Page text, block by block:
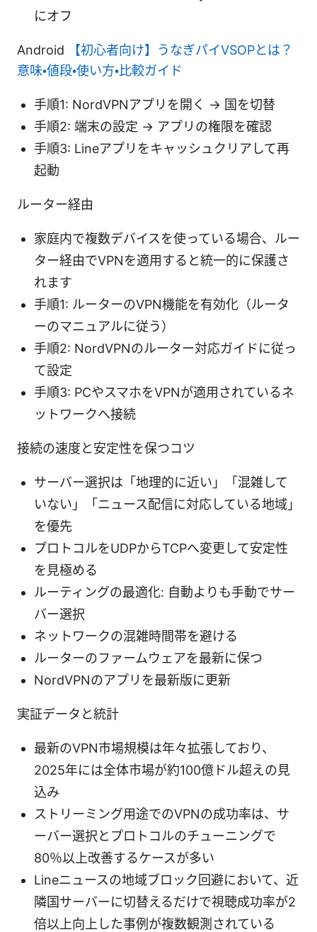
にオフ
Android
【初心者向け】うなぎパイVSOPとは？
意味・値段・使い方・比較ガイド
手順1: NordVPNアプリを開く → 国を切替
手順2: 端末の設定 → アプリの権限を確認
手順3: Lineアプリをキャッシュクリアして再
起動
ルーター経由
家庭内で複数デバイスを使っている場合、ルー
ター経由でVPNを適用すると統一的に保護さ
れます
手順1: ルーターのVPN機能を有効化（ルータ
ーのマニュアルに従う）
手順2: NordVPNのルーター対応ガイドに従っ
て設定
手順3: PCやスマホをVPNが適用されているネ
ットワークへ接続
接続の速度と安定性を保つコツ
サーバー選択は「地理的に近い」「混雑して
いない」「ニュース配信に対応している地域」
を優先
プロトコルをUDPからTCPへ変更して安定性
を見極める
ルーティングの最適化: 自動よりも手動でサー
バー選択
ネットワークの混雑時間帯を避ける
ルーターのファームウェアを最新に保つ
NordVPNのアプリを最新版に更新
実証データと統計
最新のVPN市場規模は年々拡張しており、
2025年には全体市場が約100億ドル超えの見
込み
ストリーミング用途でのVPNの成功率は、サ
ーバー選択とプロトコルのチューニングで
80％以上改善するケースが多い
Lineニュースの地域ブロック回避において、近
隣国サーバーに切替えるだけで視聴成功率が2
倍以上向上した事例が複数観測されている